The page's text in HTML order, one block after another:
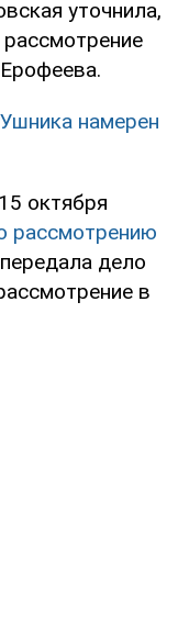
уточнила,
намерен
октября
рассмотрению
передала дело
в